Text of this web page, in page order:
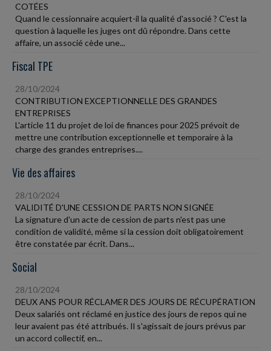
COTÉES
Quand le cessionnaire acquiert-il la qualité d'associé ? C'est la
question à laquelle les juges ont dû répondre. Dans cette
affaire, un associé cède une...
Fiscal TPE
28/10/2024
CONTRIBUTION EXCEPTIONNELLE DES GRANDES
ENTREPRISES
L'article 11 du projet de loi de finances pour 2025 prévoit de
mettre une contribution exceptionnelle et temporaire à la
charge des grandes entreprises....
Vie des affaires
28/10/2024
VALIDITÉ D'UNE CESSION DE PARTS NON SIGNÉE
La signature d'un acte de cession de parts n'est pas une
condition de validité, même si la cession doit obligatoirement
être constatée par écrit. Dans...
Social
28/10/2024
DEUX ANS POUR RÉCLAMER DES JOURS DE RÉCUPÉRATION
Deux salariés ont réclamé en justice des jours de repos qui ne
leur avaient pas été attribués. Il s'agissait de jours prévus par
un accord collectif, en...